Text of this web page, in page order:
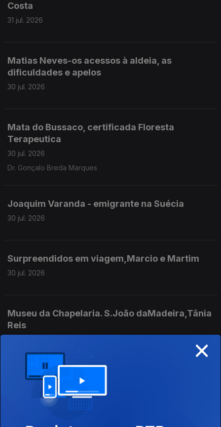
Costa
31 jul. 2026
Matias Neves-os acessos à aldeia, as
dificuldades e apelos
30 jul. 2026
Mata do Bussaco, certificada Floresta
Terapeutica
30 jul. 2026
Dr. Gonçalo Breda Marques
Joaquim Varanda - emigrante na Suécia
30 jul. 2026
Surpreendidos em viagem,Marcio e Martim
30 jul. 2026
Museu da Chapelaria. S.João daMadeira,Tânia
Reis
Mudou-se com a familia para Bragança-nova
30 jul. 2026
×